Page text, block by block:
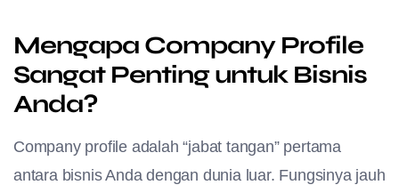
Mengapa Company Profile
Sangat Penting untuk Bisnis
Anda?
Company profile adalah “jabat tangan” pertama
antara bisnis Anda dengan dunia luar. Fungsinya jauh